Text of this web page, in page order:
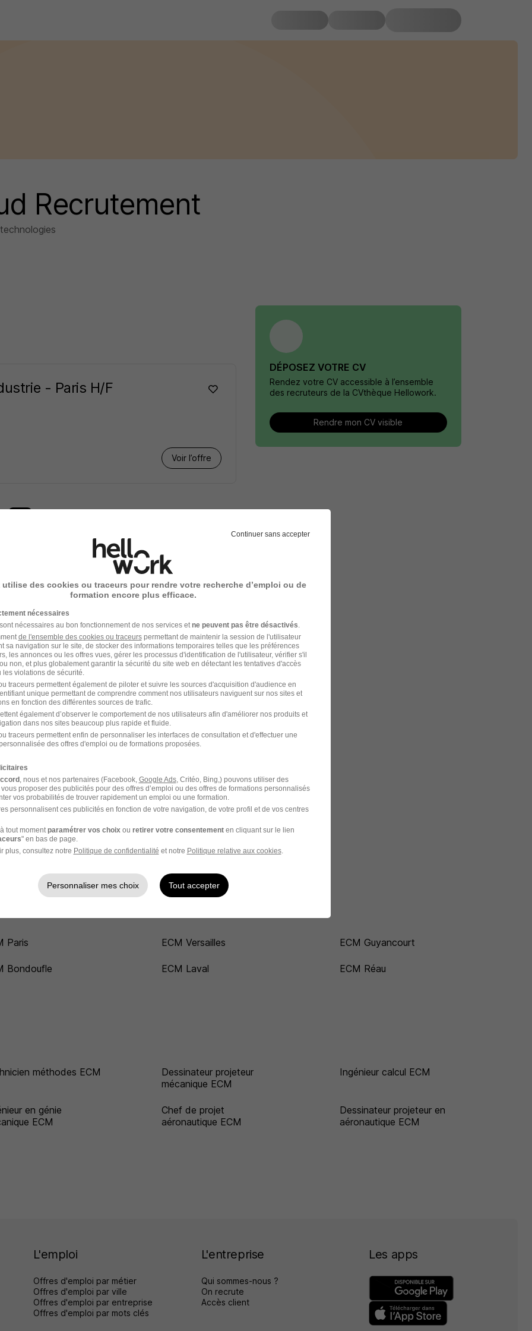
Recrutement
- Paris H/F
Voir l’offre
V5 - Versailles H/F
000 € / an
07/26
V5 - Saint-Cloud 76
000 € / an
07/26
àSaint-Cloud
Entreprise Saint-Cloud
DÉPOSEZ VOTRE CV
Rendez votre CV accessible à l’ensemble
des recruteurs de la CVthèque Hellowork.
Rendre mon CV visible
Paris ECM Versailles ECM Guyancourt
Bondoufle ECM Laval ECM Réau
méthodes ECM
Dessinateur projeteur
mécanique ECM
Ingénieur calcul ECM
en génie
ECM
Chef de projet
aéronautique ECM
Dessinateur projeteur en
aéronautique ECM
L'emploi
Offres d'emploi par métier
Offres d'emploi par ville
Offres d'emploi par entreprise
Offres d'emploi par mots clés
L'entreprise
Qui sommes-nous ?
On recrute
Accès client
Les apps
Continuer sans accepter
utilise des cookies ou traceurs pour rendre votre recherche d’emploi ou de
formation encore plus efficace.
nécessaires
nécessaires au bon fonctionnement de nos services etne peuvent pas être désactivés.
de l'ensemble des cookies ou traceurspermettant de maintenir la session de l'utilisateur
sa navigation sur le site, de stocker des informations temporaires telles que les préférences
les annonces ou les offres vues, gérer les processus d'identification de l'utilisateur, vérifier s'il
non, et plus globalement garantir la sécurité du site web en détectant les tentatives d'accès
les violations de sécurité.
traceurs permettent également de piloter et suivre les sources d'acquisition d'audience en
unique permettant de comprendre comment nos utilisateurs naviguent sur nos sites et
en fonction des différentes sources de trafic.
également d’observer le comportement de nos utilisateurs afin d'améliorer nos produits et
dans nos sites beaucoup plus rapide et fluide.
traceurs permettent enfin de personnaliser les interfaces de consultation et d'effectuer une
des offres d'emploi ou de formations proposées.
, nous et nos partenaires (Facebook, Google Ads, Critéo, Bing,) pouvons utiliser des
proposer des publicités pour des offres d’emploi ou des offres de formations personnalisés
vos probabilités de trouver rapidement un emploi ou une formation.
personnalisent ces publicités en fonction de votre navigation, de votre profil et de vos centres
tout momentparamétrer vos choixou retirer votre consentementen cliquant sur le lien
" en bas de page.
plus, consultez notre Politique de confidentialité et notre Politique relative aux cookies.
Personnaliser mes choix Tout accepter